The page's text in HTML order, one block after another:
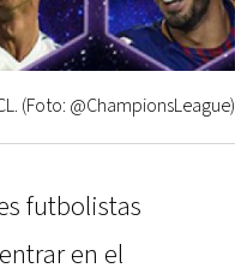
(Foto: @ChampionsLeague)
futbolistas
en el